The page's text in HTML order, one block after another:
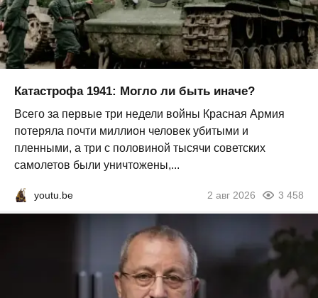
Катастрофа 1941: Могло ли быть иначе?
Всего за первые три недели войны Красная Армия
потеряла почти миллион человек убитыми и
пленными, а три с половиной тысячи советских
самолетов были уничтожены,...
youtu.be 2 авг 2026 3 458